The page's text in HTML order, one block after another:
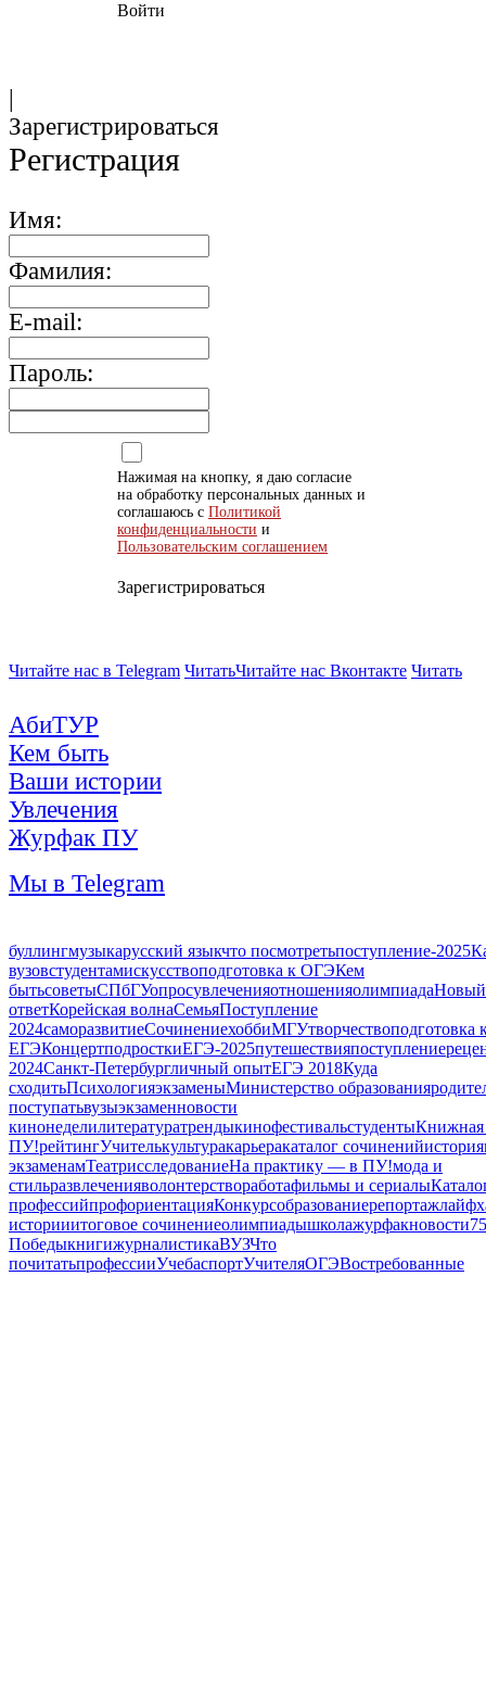
Войти
|
Зарегистрироваться
Регистрация
Имя:
Фамилия:
E-mail:
Пароль:
Нажимая на кнопку, я даю согласие
на обработку персональных данных и
соглашаюсь с Политикой
конфиденциальности и
Пользовательским соглашением
Зарегистрироваться
Читайте нас в Telegram ЧитатьЧитайте нас Вконтакте Читать
АбиТУР
Кем быть
Ваши истории
Увлечения
Журфак ПУ
Мы в Telegram
буллингмузыкарусский языкчто посмотретьпоступление-2025
вузовстудентамискусствоподготовка к ОГЭКем
бытьсоветыСПбГУопросувлеченияотношенияолимпиадаНовый
ответКорейская волнаСемьяПоступление
2024саморазвитиеСочинениехоббиМГУтворчествоподготовка
ЕГЭКонцертподросткиЕГЭ-2025путешествияпоступление
2024Санкт-Петербургличный опытЕГЭ 2018Куда
сходитьПсихологияэкзаменыМинистерство образования
поступатьвузыэкзаменновости
кинонеделилитературатрендыкинофестивальстуденты
ПУ!рейтингУчителькультуракарьеракаталог сочиненийистория
экзаменамТеатрисследованиеНа практику — в ПУ!мода и
стильразвлеченияволонтерствоработафильмы и сериалы
профессийпрофориентацияКонкурсобразованиерепортаж
историиитоговое сочинениеолимпиадышколажурфакновости
ПобедыкнигижурналистикаВУЗЧто
почитатьпрофессииУчебаспортУчителяОГЭВостребованные